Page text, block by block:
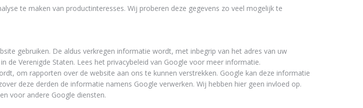
te maken van productinteresses. Wij proberen deze gegevens zo veel mogelijk te
gebruiken. De aldus verkregen informatie wordt, met inbegrip van het adres van uw
Verenigde Staten. Lees het privacybeleid van Google voor meer informatie.
om rapporten over de website aan ons te kunnen verstrekken. Google kan deze informatie
deze derden de informatie namens Google verwerken. Wij hebben hier geen invloed op.
voor andere Google diensten.